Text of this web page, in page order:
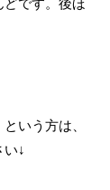
どです。後ほ
いう方は、
↓